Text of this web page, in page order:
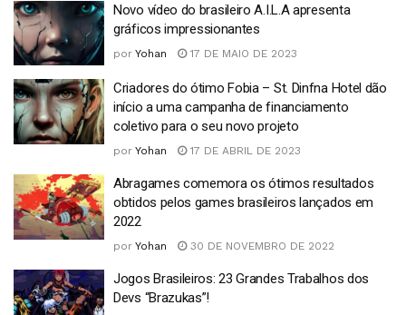
Novo vídeo do brasileiro A.I.L.A apresenta
gráficos impressionantes
por Yohan 17 DE MAIO DE 2023
Criadores do ótimo Fobia – St. Dinfna Hotel dão
início a uma campanha de financiamento
coletivo para o seu novo projeto
por Yohan 17 DE ABRIL DE 2023
Abragames comemora os ótimos resultados
obtidos pelos games brasileiros lançados em
2022
por Yohan 30 DE NOVEMBRO DE 2022
Jogos Brasileiros: 23 Grandes Trabalhos dos
Devs “Brazukas”!